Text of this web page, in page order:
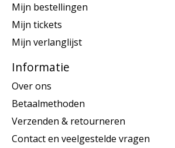
Mijn bestellingen
Mijn tickets
Mijn verlanglijst
Informatie
Over ons
Betaalmethoden
Verzenden & retourneren
Contact en veelgestelde vragen